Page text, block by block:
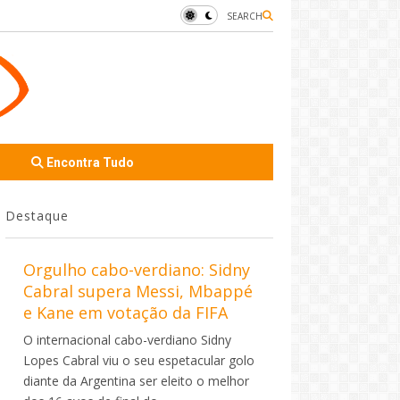
SEARCH
Encontra Tudo
Destaque
Orgulho cabo-verdiano: Sidny
Cabral supera Messi, Mbappé
e Kane em votação da FIFA
O internacional cabo-verdiano Sidny
Lopes Cabral viu o seu espetacular golo
diante da Argentina ser eleito o melhor